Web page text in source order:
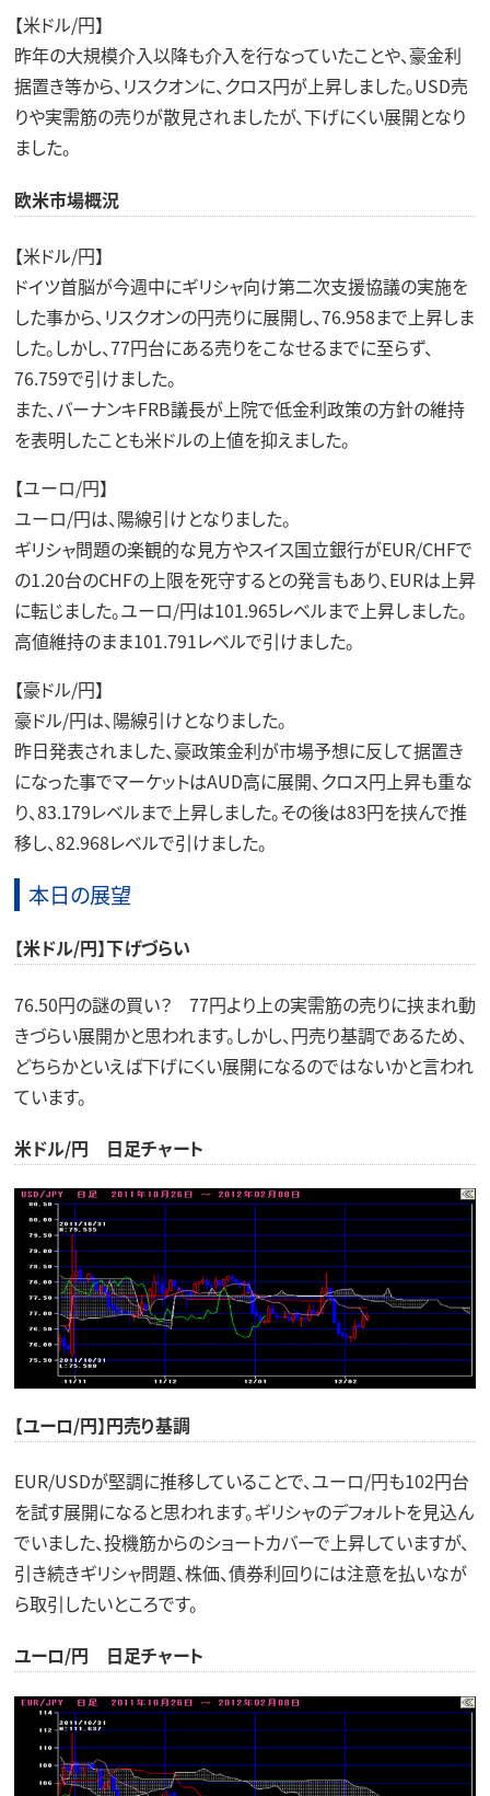
【米ドル/円】
昨年の大規模介入以降も介入を行なっていたことや、豪金利
据置き等から、リスクオンに、クロス円が上昇しました。USD売
りや実需筋の売りが散見されましたが、下げにくい展開となり
ました。
欧米市場概況
【米ドル/円】
ドイツ首脳が今週中にギリシャ向け第二次支援協議の実施を
した事から、リスクオンの円売りに展開し、76.958まで上昇しま
した。しかし、77円台にある売りをこなせるまでに至らず、
76.759で引けました。
また、バーナンキFRB議長が上院で低金利政策の方針の維持
を表明したことも米ドルの上値を抑えました。
【ユーロ/円】
ユーロ/円は、陽線引けとなりました。
ギリシャ問題の楽観的な見方やスイス国立銀行がEUR/CHFで
の1.20台のCHFの上限を死守するとの発言もあり、EURは上昇
に転じました。ユーロ/円は101.965レベルまで上昇しました。
高値維持のまま101.791レベルで引けました。
【豪ドル/円】
豪ドル/円は、陽線引けとなりました。
昨日発表されました、豪政策金利が市場予想に反して据置き
になった事でマーケットはAUD高に展開、クロス円上昇も重な
り、83.179レベルまで上昇しました。その後は83円を挟んで推
移し、82.968レベルで引けました。
本日の展望
【米ドル/円】下げづらい
76.50円の謎の買い？ 77円より上の実需筋の売りに挟まれ動
きづらい展開かと思われます。しかし、円売り基調であるため、
どちらかといえば下げにくい展開になるのではないかと言われ
ています。
米ドル/円 日足チャート
【ユーロ/円】円売り基調
EUR/USDが堅調に推移していることで、ユーロ/円も102円台
を試す展開になると思われます。ギリシャのデフォルトを見込ん
でいました、投機筋からのショートカバーで上昇していますが、
引き続きギリシャ問題、株価、債券利回りには注意を払いなが
ら取引したいところです。
ユーロ/円 日足チャート